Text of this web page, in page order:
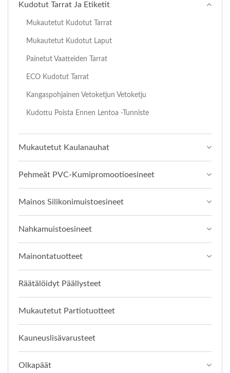
Kudotut Tarrat Ja Etiketit
Mukautetut Kudotut Tarrat
Mukautetut Kudotut Laput
Painetut Vaatteiden Tarrat
ECO Kudotut Tarrat
Kangaspohjainen Vetoketjun Vetoketju
Kudottu Poista Ennen Lentoa -tunniste
Mukautetut Kaulanauhat
Pehmeät PVC-Kumipromootioesineet
Mainos Silikonimuistoesineet
Nahkamuistoesineet
Mainontatuotteet
Räätälöidyt Päällysteet
Mukautetut Partiotuotteet
Kauneuslisävarusteet
Olkapäät